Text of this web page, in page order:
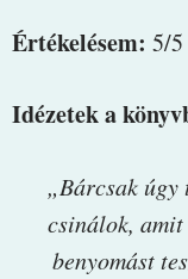
Értékelésem: 5/5
Idézetek a
„Bárcsak úgy
csinálok, amit
benyomást